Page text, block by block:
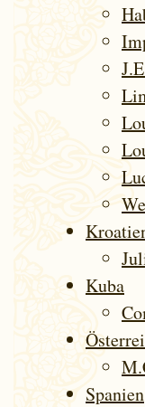
Kuba
Spanien